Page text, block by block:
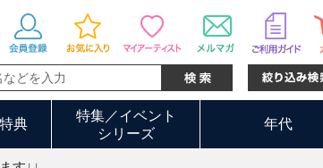
典
特集／イベント
シリーズ
年代